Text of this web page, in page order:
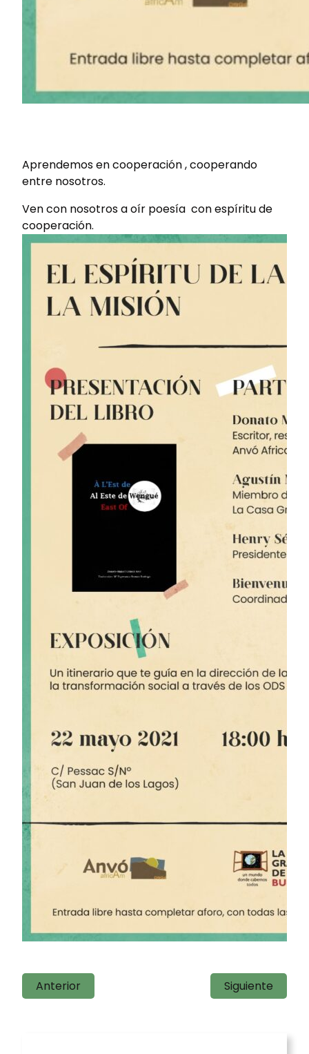
Aprendemos en cooperación , cooperando
entre nosotros.
Ven con nosotros a oír poesía con espíritu de
cooperación.
Anterior Siguiente